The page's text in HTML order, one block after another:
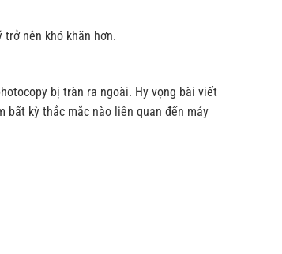
nên khó khăn hơn.
bị tràn ra ngoài. Hy vọng bài viết
bất kỳ thắc mắc nào liên quan đến máy